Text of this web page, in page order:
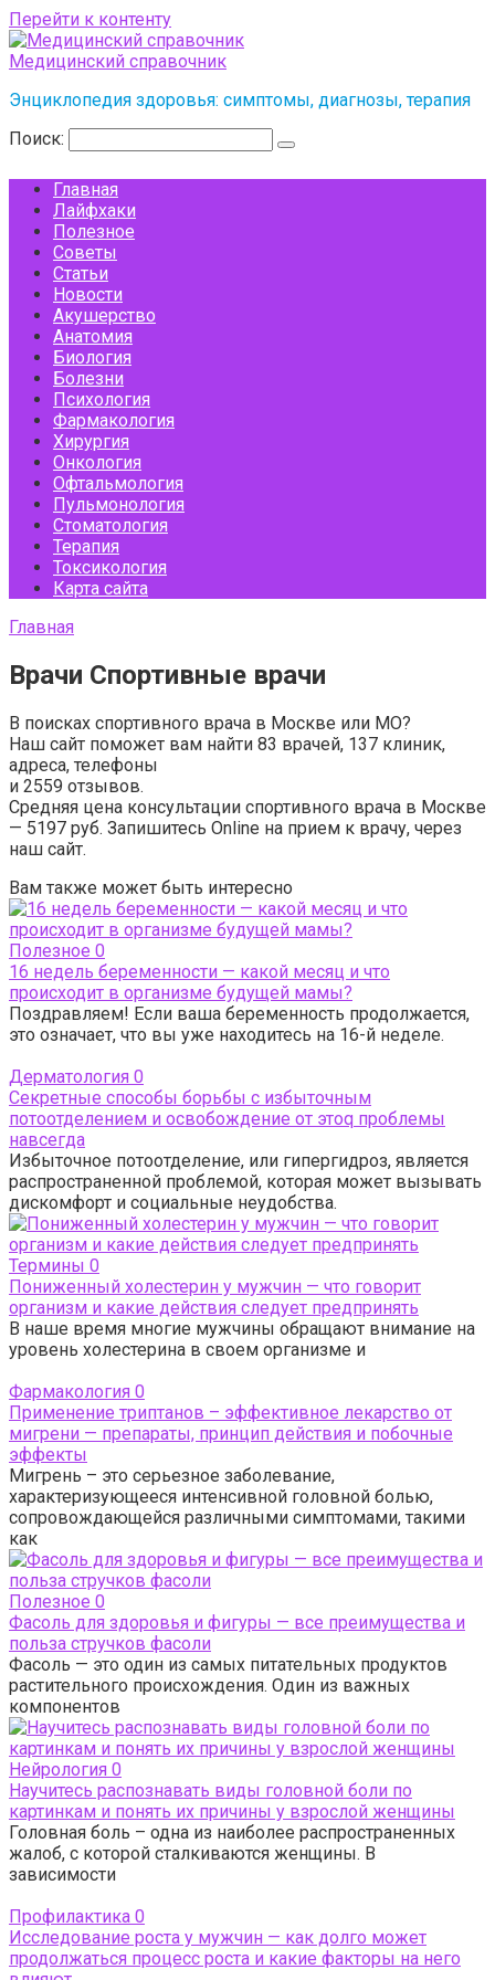
Перейти к контенту
Медицинский справочник
Энциклопедия здоровья: симптомы, диагнозы, терапия
Поиск:
Главная
Лайфхаки
Полезное
Советы
Статьи
Новости
Акушерство
Анатомия
Биология
Болезни
Психология
Фармакология
Хирургия
Онкология
Офтальмология
Пульмонология
Стоматология
Терапия
Токсикология
Карта сайта
Главная
Врачи Спортивные врачи
В поисках спортивного врача в Москве или МО?
Наш сайт поможет вам найти 83 врачей, 137 клиник,
адреса, телефоны
и 2559 отзывов.
Средняя цена консультации спортивного врача в Москве
— 5197 руб. Запишитесь Online на прием к врачу, через
наш сайт.
Вам также может быть интересно
Полезное 0
16 недель беременности — какой месяц и что
происходит в организме будущей мамы?
Поздравляем! Если ваша беременность продолжается,
это означает, что вы уже находитесь на 16-й неделе.
Дерматология 0
Секретные способы борьбы с избыточным
потоотделением и освобождение от этоq проблемы
навсегда
Избыточное потоотделение, или гипергидроз, является
распространенной проблемой, которая может вызывать
дискомфорт и социальные неудобства.
Термины 0
Пониженный холестерин у мужчин — что говорит
организм и какие действия следует предпринять
В наше время многие мужчины обращают внимание на
уровень холестерина в своем организме и
Фармакология 0
Применение триптанов – эффективное лекарство от
мигрени — препараты, принцип действия и побочные
эффекты
Мигрень – это серьезное заболевание,
характеризующееся интенсивной головной болью,
сопровождающейся различными симптомами, такими
как
Полезное 0
Фасоль для здоровья и фигуры — все преимущества и
польза стручков фасоли
Фасоль — это один из самых питательных продуктов
растительного происхождения. Один из важных
компонентов
Нейрология 0
Научитесь распознавать виды головной боли по
картинкам и понять их причины у взрослой женщины
Головная боль – одна из наиболее распространенных
жалоб, с которой сталкиваются женщины. В
зависимости
Профилактика 0
Исследование роста у мужчин — как долго может
продолжаться процесс роста и какие факторы на него